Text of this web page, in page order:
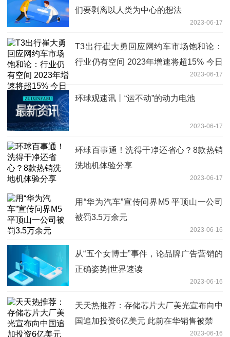
们要剥离以人类为中心的想法
2023-06-17
T3出行崔大勇回应网约车市场饱和论：
行业仍有空间 2023年增速将超15% 今日
2023-06-17
环球观速讯丨“运不动”的动力电池
2023-06-17
环球百事通！洗得干净还省心？8款热销
洗地机体验分享
2023-06-17
用“华为汽车”宣传问界M5 平顶山一公司
被罚3.5万余元
2023-06-16
从“五个女博士”事件，论品牌广告营销的
正确姿势|世界速读
2023-06-16
天天热推荐：存储芯片大厂美光宣布向中
国追加投资6亿美元 此前在华销售被禁
2023-06-16